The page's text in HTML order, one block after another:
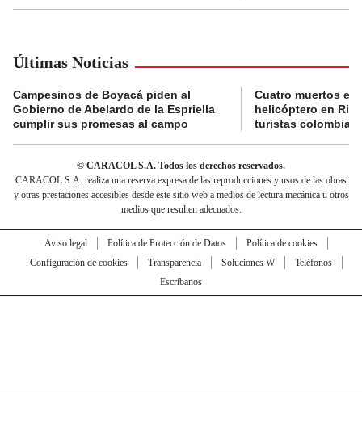
Últimas Noticias
Campesinos de Boyacá piden al
Gobierno de Abelardo de la Espriella
cumplir sus promesas al campo
Cuatro muertos en
helicóptero en
turistas
© CARACOL S.A. Todos los derechos reservados.
CARACOL S.A. realiza una reserva expresa de las reproducciones y usos de las obras
y otras prestaciones accesibles desde este sitio web a medios de lectura mecánica u otros
medios que resulten adecuados.
Aviso legal Política de Protección de Datos
Política de cookies
Configuración de cookies
Transparencia Soluciones W
Teléfonos
Escríbanos